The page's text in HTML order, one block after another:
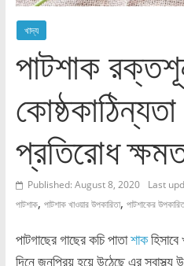
খাদ্য
পাটশাক
প্রতিরোধ
Published: August 8, 2020
Last
পাটশাক, পাটশাক খাওয়ার উপকারিতা, পাটশাকের
পাটগাছের গাছের কচি পাতাশাক
দিনে জনপ্রিয় হয়ে উঠেছে এর